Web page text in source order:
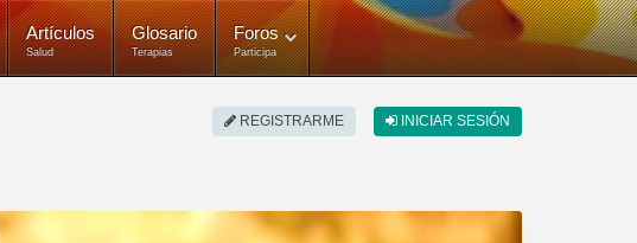
Artículos
Salud
Glosario
Terapias
Foros
Participa
REGISTRARME INICIAR SESIÓN